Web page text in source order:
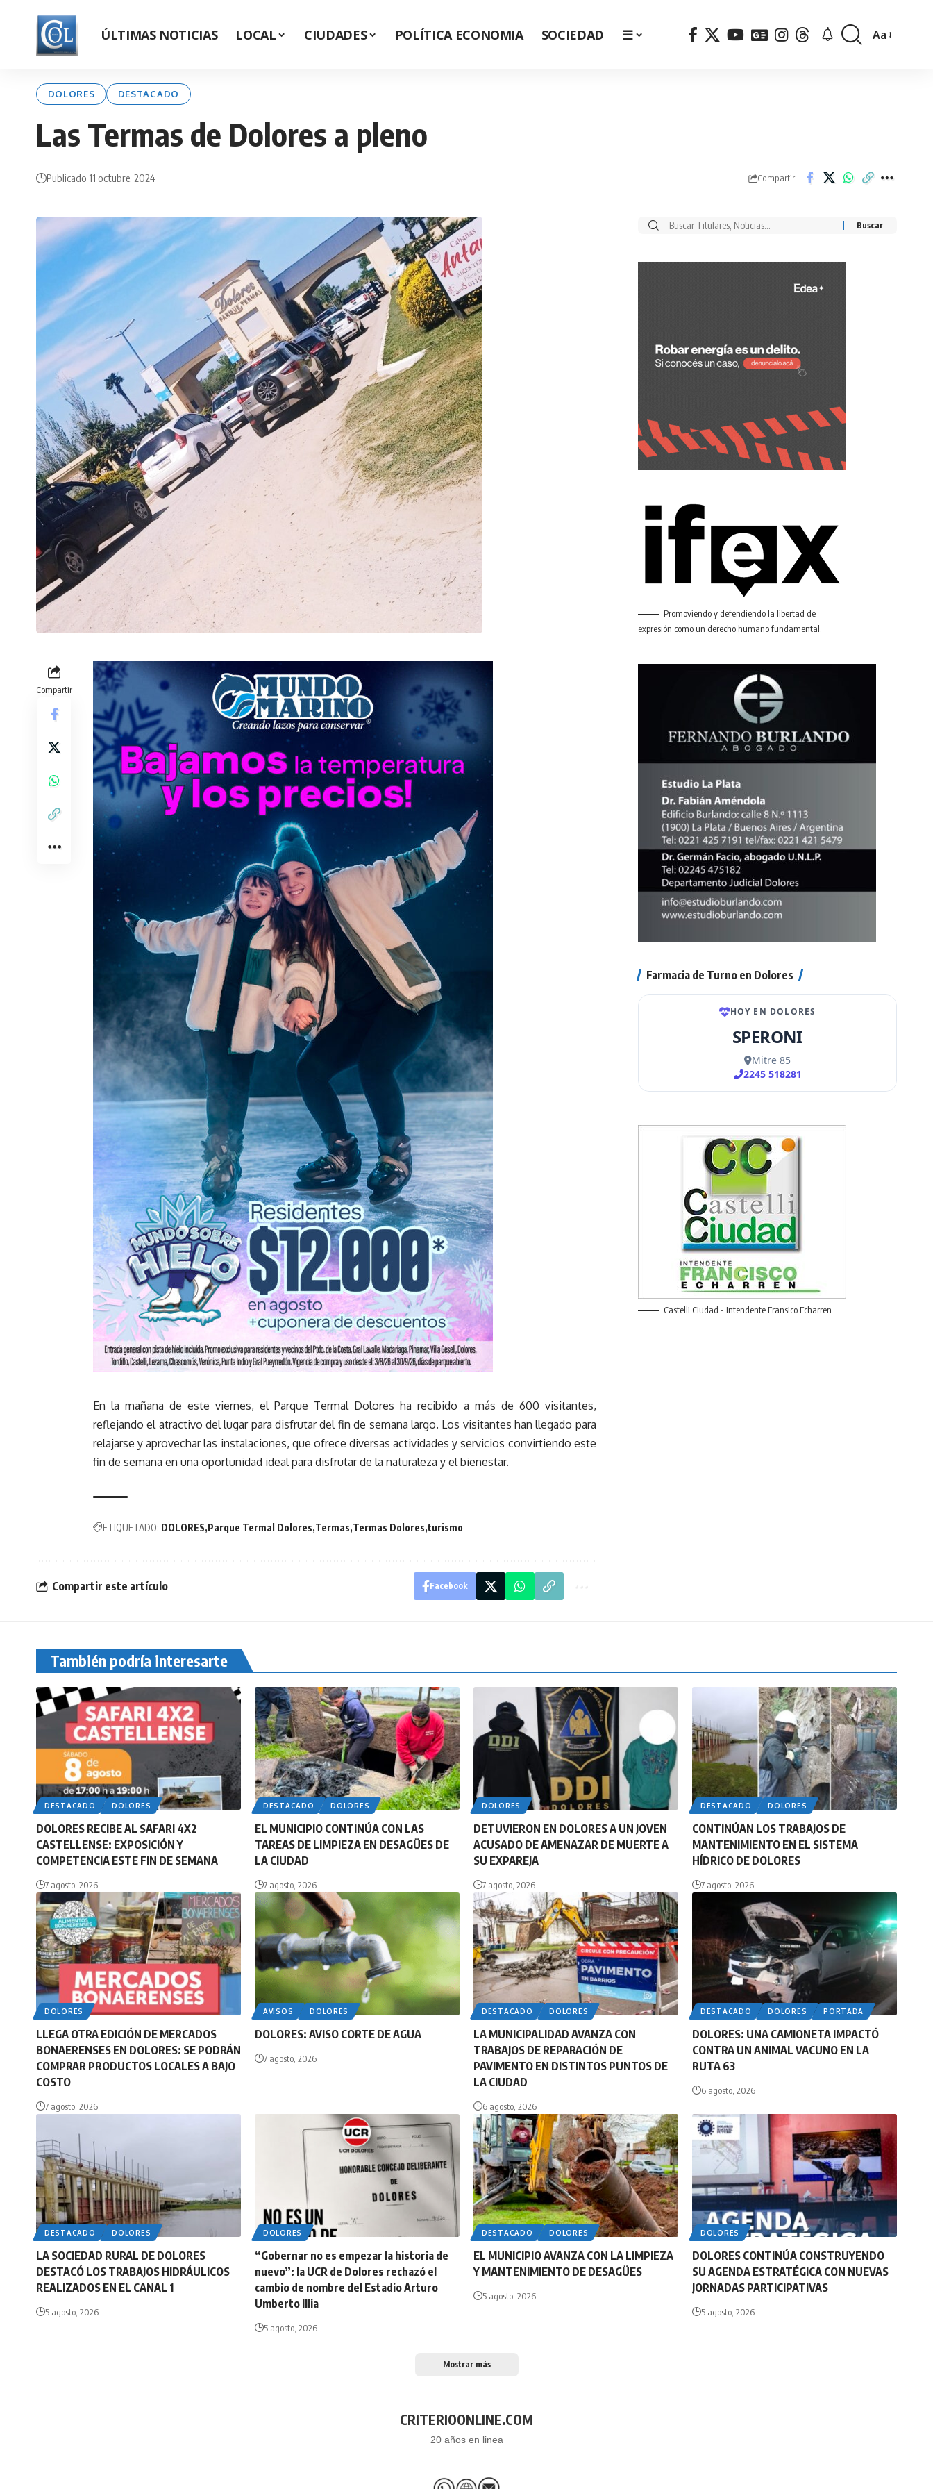
ÚLTIMAS NOTICIAS LOCAL CIUDADES POLÍTICA ECONOMIA SOCIEDAD ☰
Font
Aa
DOLORES DESTACADO
Las Termas de Dolores a pleno
Publicado 11 octubre, 2024 Compartir
Compartir
En la mañana de este viernes, el Parque Termal Dolores ha recibido a más de 600 visitantes,
reflejando el atractivo del lugar para disfrutar del fin de semana largo. Los visitantes han llegado para
relajarse y aprovechar las instalaciones, que ofrece diversas actividades y servicios convirtiendo este
fin de semana en una oportunidad ideal para disfrutar de la naturaleza y el bienestar.
ETIQUETADO: DOLORES Parque Termal Dolores Termas Termas Dolores turismo
Compartir este artículo Facebook
Buscar
Promoviendo y defendiendo la libertad de
expresión como un derecho humano fundamental.
Farmacia de Turno en Dolores
Castelli Ciudad - Intendente Fransico Echarren
También podría interesarte
DESTACADO DOLORES
DOLORES RECIBE AL SAFARI 4X2
CASTELLENSE: EXPOSICIÓN Y
COMPETENCIA ESTE FIN DE SEMANA
7 agosto, 2026
DESTACADO DOLORES
EL MUNICIPIO CONTINÚA CON LAS
TAREAS DE LIMPIEZA EN DESAGÜES DE
LA CIUDAD
7 agosto, 2026
DOLORES
DETUVIERON EN DOLORES A UN JOVEN
ACUSADO DE AMENAZAR DE MUERTE A
SU EXPAREJA
7 agosto, 2026
DESTACADO DOLORES
CONTINÚAN LOS TRABAJOS DE
MANTENIMIENTO EN EL SISTEMA
HÍDRICO DE DOLORES
7 agosto, 2026
DOLORES
LLEGA OTRA EDICIÓN DE MERCADOS
BONAERENSES EN DOLORES: SE PODRÁN
COMPRAR PRODUCTOS LOCALES A BAJO
COSTO
7 agosto, 2026
AVISOS DOLORES
DOLORES: AVISO CORTE DE AGUA
7 agosto, 2026
DESTACADO DOLORES
LA MUNICIPALIDAD AVANZA CON
TRABAJOS DE REPARACIÓN DE
PAVIMENTO EN DISTINTOS PUNTOS DE
LA CIUDAD
6 agosto, 2026
DESTACADO DOLORES PORTADA
DOLORES: UNA CAMIONETA IMPACTÓ
CONTRA UN ANIMAL VACUNO EN LA
RUTA 63
6 agosto, 2026
DESTACADO DOLORES
LA SOCIEDAD RURAL DE DOLORES
DESTACÓ LOS TRABAJOS HIDRÁULICOS
REALIZADOS EN EL CANAL 1
5 agosto, 2026
DOLORES
“Gobernar no es empezar la historia de
nuevo”: la UCR de Dolores rechazó el
cambio de nombre del Estadio Arturo
Umberto Illia
5 agosto, 2026
DESTACADO DOLORES
EL MUNICIPIO AVANZA CON LA LIMPIEZA
Y MANTENIMIENTO DE DESAGÜES
5 agosto, 2026
DOLORES
DOLORES CONTINÚA CONSTRUYENDO
SU AGENDA ESTRATÉGICA CON NUEVAS
JORNADAS PARTICIPATIVAS
5 agosto, 2026
Mostrar más
CRITERIOONLINE.COM
20 años en linea